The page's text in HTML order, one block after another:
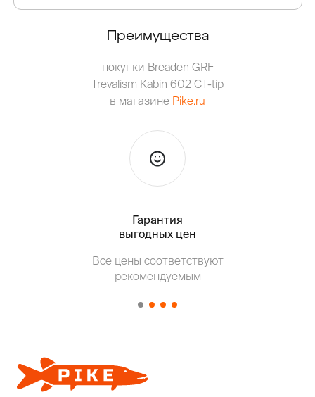
Преимущества
покупки Breaden GRF
Trevalism Kabin 602 CT-tip
в магазине Pike.ru
Гарантия
выгодных цен
Все цены соответствуют
рекомендуемым